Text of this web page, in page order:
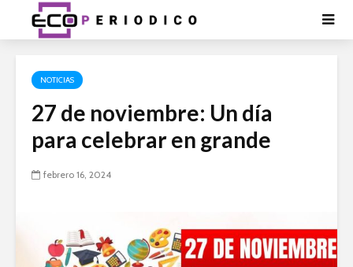
NOTICIAS
27 de noviembre: Un día
para celebrar en grande
febrero 16, 2024